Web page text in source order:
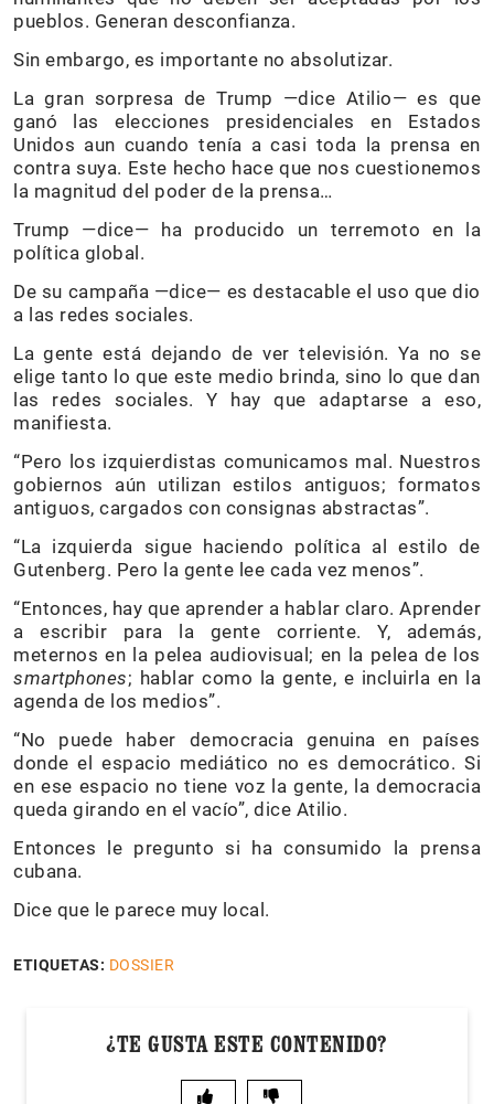
pueblos. Generan desconfianza.
Sin embargo, es importante no absolutizar.
La gran sorpresa de Trump —dice Atilio— es que
ganó las elecciones presidenciales en Estados
Unidos aun cuando tenía a casi toda la prensa en
contra suya. Este hecho hace que nos cuestionemos
la magnitud del poder de la prensa…
Trump —dice— ha producido un terremoto en la
política global.
De su campaña —dice— es destacable el uso que dio
a las redes sociales.
La gente está dejando de ver televisión. Ya no se
elige tanto lo que este medio brinda, sino lo que dan
las redes sociales. Y hay que adaptarse a eso,
manifiesta.
“Pero los izquierdistas comunicamos mal. Nuestros
gobiernos aún utilizan estilos antiguos; formatos
antiguos, cargados con consignas abstractas”.
“La izquierda sigue haciendo política al estilo de
Gutenberg. Pero la gente lee cada vez menos”.
“Entonces, hay que aprender a hablar claro. Aprender
a escribir para la gente corriente. Y, además,
meternos en la pelea audiovisual; en la pelea de los
smartphones; hablar como la gente, e incluirla en la
agenda de los medios”.
“No puede haber democracia genuina en países
donde el espacio mediático no es democrático. Si
en ese espacio no tiene voz la gente, la democracia
queda girando en el vacío”, dice Atilio.
Entonces le pregunto si ha consumido la prensa
cubana.
Dice que le parece muy local.
ETIQUETAS: DOSSIER
¿TE GUSTA ESTE CONTENIDO?